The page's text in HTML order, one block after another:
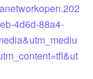
4d6d-88a4-